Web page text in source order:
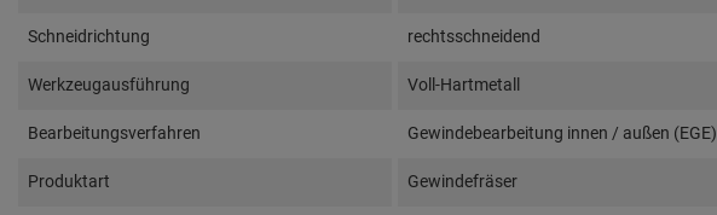
Schneidrichtung rechtsschneidend
Werkzeugausführung Voll-Hartmetall
Bearbeitungsverfahren Gewindebearbeitung innen / außen (EGE)
Produktart Gewindefräser